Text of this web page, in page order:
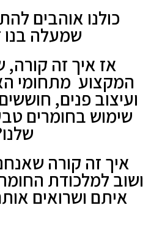
כולנו אוהבים
שמעלה בנו
אז איך זה קורה,
המקצוע מתחומי
ועיצוב פנים,
שימוש בחומרים
איך זה קורה
ושוב למלכודת
איתם ושרואים